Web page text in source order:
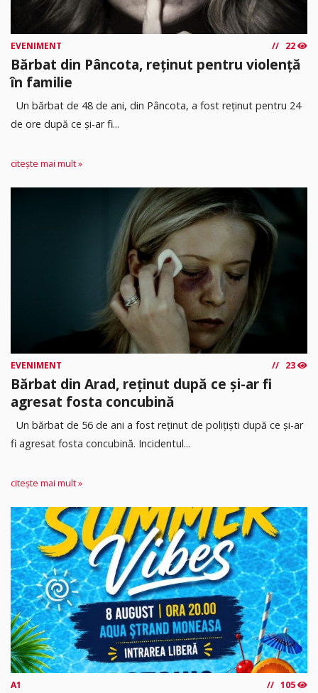
EVENIMENT 22
Bărbat din Pâncota, reținut pentru violență
în familie
Un bărbat de 48 de ani, din Pâncota, a fost reținut pentru 24
de ore după ce și-ar fi...
citește mai mult »
EVENIMENT 23
Bărbat din Arad, reținut după ce și-ar fi
agresat fosta concubină
Un bărbat de 56 de ani a fost reținut de polițiști după ce și-ar
fi agresat fosta concubină. Incidentul...
citește mai mult »
A1 105